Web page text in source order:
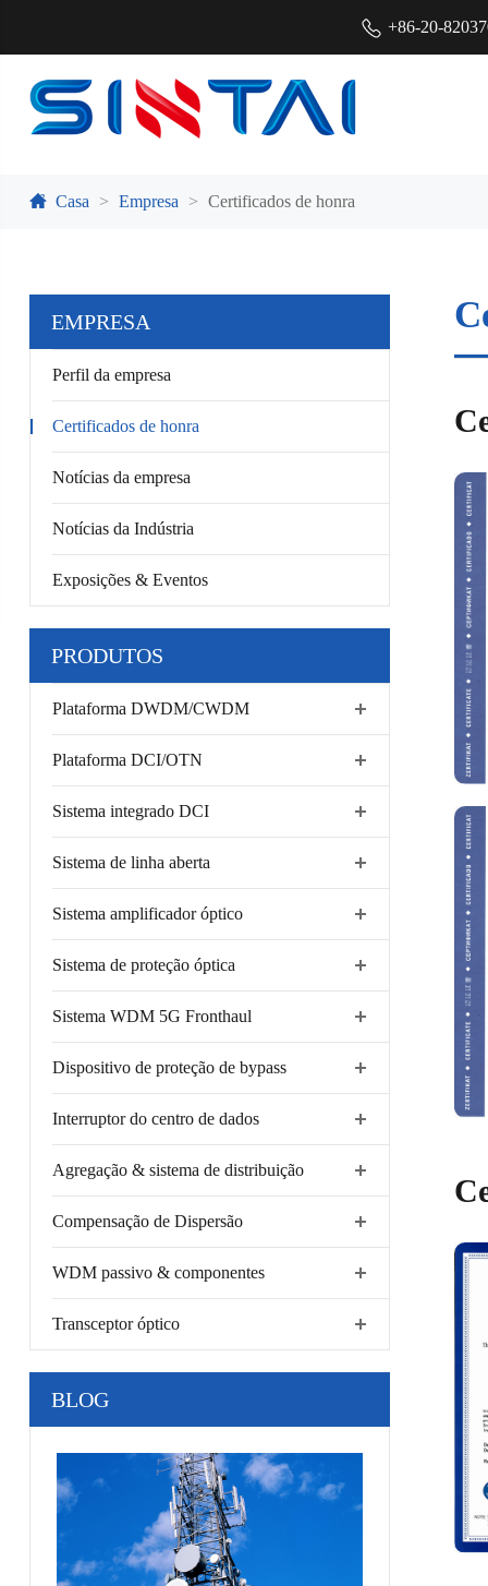
+86-20-
Casa Empresa Certificados de honra
EMPRESA
Perfil da empresa
Certificados de honra
Notícias da empresa
Notícias da Indústria
Exposições & Eventos
PRODUTOS
Plataforma DWDM/CWDM
Plataforma DCI/OTN
Sistema integrado DCI
Sistema de linha aberta
Sistema amplificador óptico
Sistema de proteção óptica
Sistema WDM 5G Fronthaul
Dispositivo de proteção de bypass
Interruptor do centro de dados
Agregação & sistema de distribuição
Compensação de Dispersão
WDM passivo & componentes
Transceptor óptico
BLOG